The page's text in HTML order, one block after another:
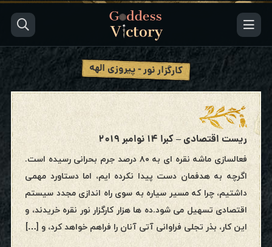
کارگزار نور - پیروزی الهه
ریست اقتصادی – کبرا ۱۴ نوامبر ۲۰۱۹
فعالسازی ماشه نقره ای به ۸۰ درصد جرم بحرانی رسیده است.
اگرچه به هدفمان دست پیدا نکرده ایم، اما دستاورد مهمی
داشتیم، چرا که مسیر سیاره به سوی راه اندازی مجدد سیستم
اقتصادی تسهیل می شود.ده ها هزار کارگزار نور نقره خریدند، و
این کار، بذر تجلی فراوانی آتی آنان را فراهم خواهد کرد، و […]